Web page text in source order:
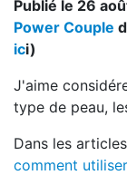
Publié le 26
Power Couple
ici)
J'aime
type de peau,
Dans les
comment